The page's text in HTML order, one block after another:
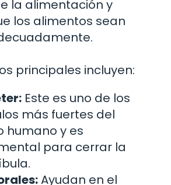
la alimentación y
los alimentos sean
principales incluyen:
Este es uno de los
más fuertes del
humano y es
para cerrar la
Ayudan en el